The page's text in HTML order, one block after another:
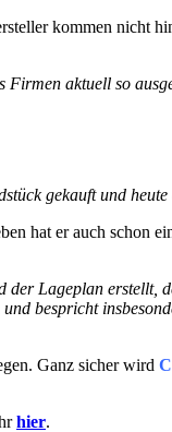
kommen nicht
aktuell so
gekauft und
hat er auch schon
Lageplan
bespricht
Ganz sicher wird
hier.